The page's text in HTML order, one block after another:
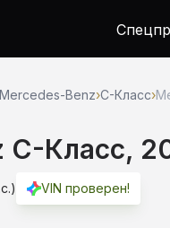
Mercedes-Benz›C-Класс›
C-Класс,
VIN проверен!